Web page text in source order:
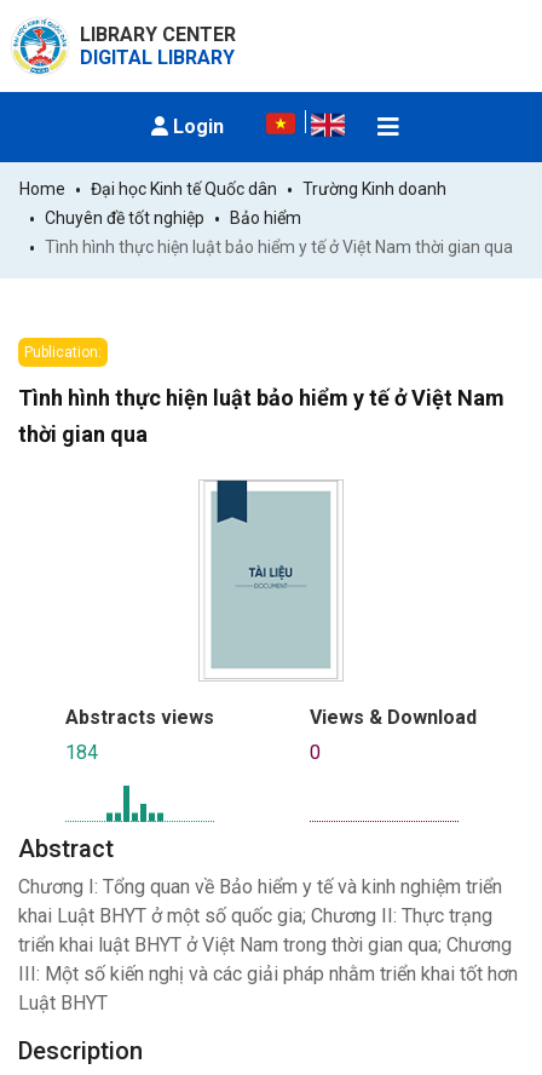
LIBRARY CENTER
DIGITAL LIBRARY
Login
Home Đại học Kinh tế Quốc dân
Trường Kinh doanh
Chuyên đề tốt nghiệp
Bảo hiểm
Tình hình thực hiện luật bảo hiểm y tế ở Việt Nam thời gian qua
Publication:
Tình hình thực hiện luật bảo hiểm y tế ở Việt Nam
thời gian qua
Abstracts views
184
Views & Download
0
Abstract
Chương I: Tổng quan về Bảo hiểm y tế và kinh nghiệm triển
khai Luật BHYT ở một số quốc gia; Chương II: Thực trạng
triển khai luật BHYT ở Việt Nam trong thời gian qua; Chương
III: Một số kiến nghị và các giải pháp nhằm triển khai tốt hơn
Luật BHYT
Description